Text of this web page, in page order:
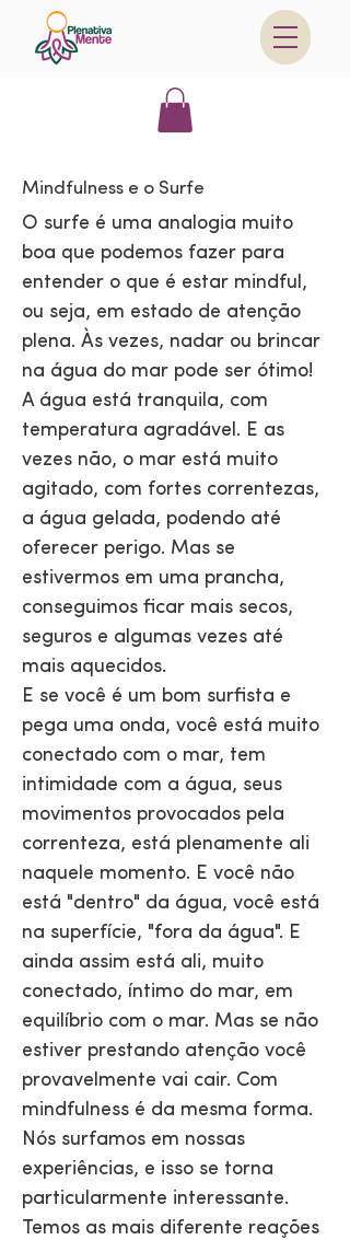
Mindfulness e o Surfe
O surfe é uma analogia muito
boa que podemos fazer para
entender o que é estar mindful,
ou seja, em estado de atenção
plena. Às vezes, nadar ou brincar
na água do mar pode ser ótimo!
A água está tranquila, com
temperatura agradável. E as
vezes não, o mar está muito
agitado, com fortes correntezas,
a água gelada, podendo até
oferecer perigo. Mas se
estivermos em uma prancha,
conseguimos ficar mais secos,
seguros e algumas vezes até
mais aquecidos.
E se você é um bom surfista e
pega uma onda, você está muito
conectado com o mar, tem
intimidade com a água, seus
movimentos provocados pela
correnteza, está plenamente ali
naquele momento. E você não
está "dentro" da água, você está
na superfície, "fora da água". E
ainda assim está ali, muito
conectado, íntimo do mar, em
equilíbrio com o mar. Mas se não
estiver prestando atenção você
provavelmente vai cair. Com
mindfulness é da mesma forma.
Nós surfamos em nossas
experiências, e isso se torna
particularmente interessante.
Temos as mais diferente reações